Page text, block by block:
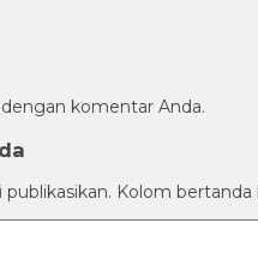
komentar Anda.
Kolom bertanda